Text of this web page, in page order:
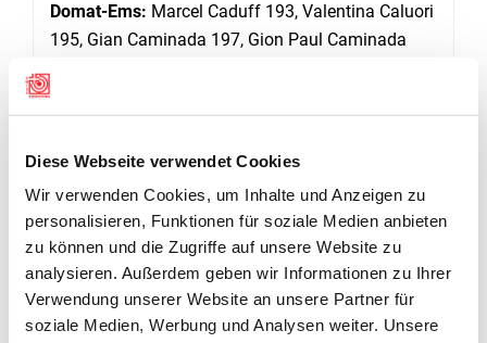
Diese Webseite verwendet Cookies
Wir verwenden Cookies, um Inhalte und Anzeigen zu
personalisieren, Funktionen für soziale Medien anbieten
zu können und die Zugriffe auf unsere Website zu
analysieren. Außerdem geben wir Informationen zu Ihrer
Verwendung unserer Website an unsere Partner für
soziale Medien, Werbung und Analysen weiter. Unsere
Domat-Ems: Marcel Caduff 193, Valentina Caluori
195, Gian Caminada 197, Gion Paul Caminada
Broillet 197, Frédéric Buehlmann 195, Gilles
Dufaux 196, Valentin Henchoz 196, Dominique
Schweizer 192, Jean-Marc Sciboz 196, Steve
Sciboz 191
Gossau: Christian Alther 196, Andrea Brühlmann
194, Myriam Brühwiler 193, Marcel Bürge 197,